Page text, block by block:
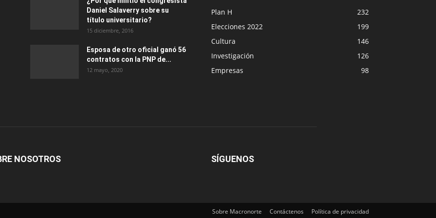
Daniel Salaverry sobre su
título universitario?
15 diciembre, 2016
Esposa de otro oficial ganó 56
contratos con la PNP de...
12 mayo, 2020
Plan H
232
Elecciones 2022
199
Cultura
146
Investigación
126
Empresas
98
NOSOTROS SÍGUENOS
Sobre Macronorte Contáctenos Política de privacidad